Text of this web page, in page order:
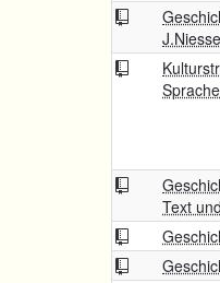
Text